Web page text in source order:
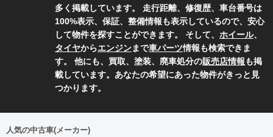
多く掲載しています。 走行距離、修復歴、車台番号は
100%表示、保証、整備情報も表示しているので、安心
して物件を探すことができます。 そして、 ホイール、
タイヤからエンジンまで車パーツ情報も検索できま
す。 他にも、買取、塗装、廃車処分の販売店情報も掲
載しています。あなたの希望にあった物件がきっと見
つかります。
人気の中古車(メーカー)